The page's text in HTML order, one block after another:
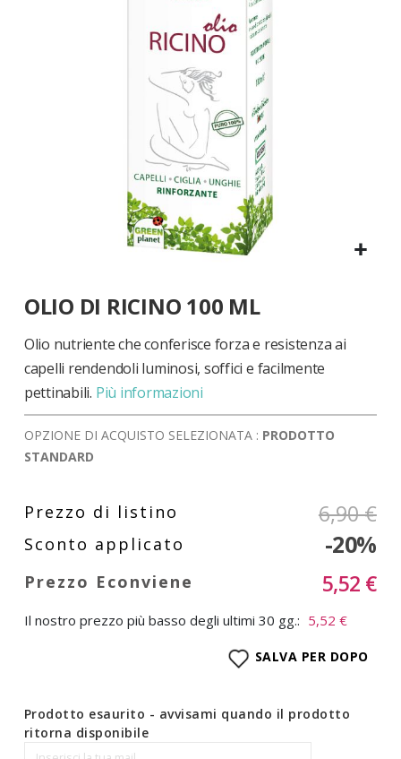
all'inizio
galleria
immagini
OLIO DI RICINO 100 ML
Olio nutriente che conferisce forza e resistenza ai
capelli rendendoli luminosi, soffici e facilmente
pettinabili. Più informazioni
OPZIONE DI ACQUISTO SELEZIONATA : PRODOTTO
STANDARD
6,90 €
-20%
5,52 €
Il nostro prezzo più basso degli ultimi 30 gg.: 5,52 €
SALVA PER DOPO
Prodotto esaurito - avvisami quando il prodotto
ritorna disponibile